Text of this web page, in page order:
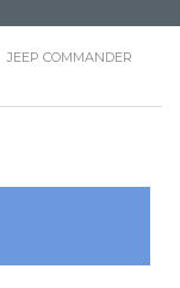
JEEP COMMANDER